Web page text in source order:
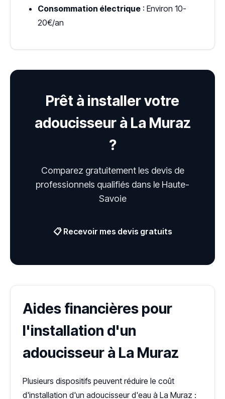
Consommation électrique : Environ 10-
20€/an
Prêt à installer votre
adoucisseur à La Muraz
?
Comparez gratuitement les devis de
professionnels qualifiés dans le Haute-
Savoie
📋 Recevoir mes devis gratuits
Aides financières pour
l'installation d'un
adoucisseur à La Muraz
Plusieurs dispositifs peuvent réduire le coût
d'installation d'un adoucisseur d'eau à La Muraz :